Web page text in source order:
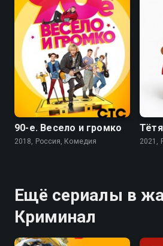
7.7
90-е. Весело и громко
2018, Россия, Комедия
8.3
2021,
Ещё сериалы в
Криминал